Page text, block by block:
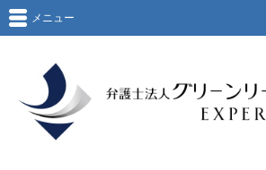
メニュー